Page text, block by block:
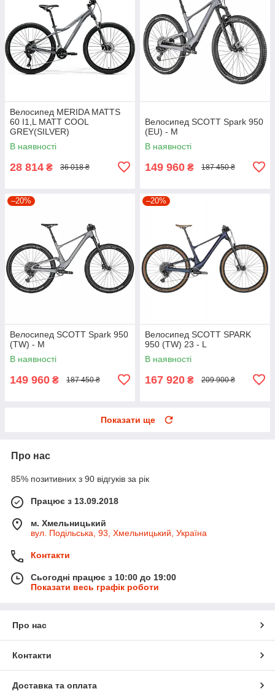
Велосипед MERIDA MATTS
60 I1,L MATT COOL
GREY(SILVER)
В наявності
28 814 ₴ 36 018 ₴
Велосипед SCOTT Spark 950
(EU) - M
В наявності
149 960 ₴ 187 450 ₴
–20%
Велосипед SCOTT Spark 950
(TW) - M
В наявності
149 960 ₴ 187 450 ₴
–20%
Велосипед SCOTT SPARK
950 (TW) 23 - L
В наявності
167 920 ₴ 209 900 ₴
Показати ще
Про нас
85% позитивних з 90 відгуків за рік
Працює з 13.09.2018
м. Хмельницький
вул. Подільська, 93, Хмельницький, Україна
Контакти
Сьогодні працює з 10:00 до 19:00
Показати весь графік роботи
Про нас
Контакти
Доставка та оплата